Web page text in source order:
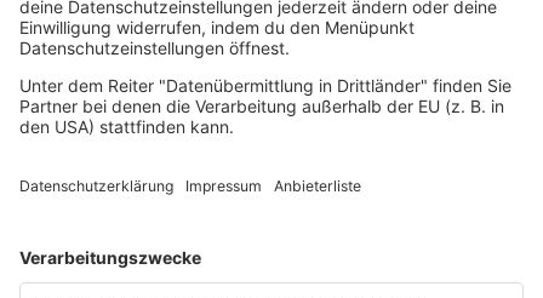
RnB Ballads
Rock
Soul & RnB
Techno
Trance
Podcast